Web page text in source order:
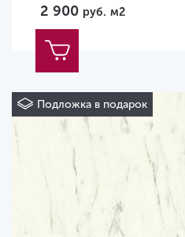
2 900 руб. м2
Подложка в подарок